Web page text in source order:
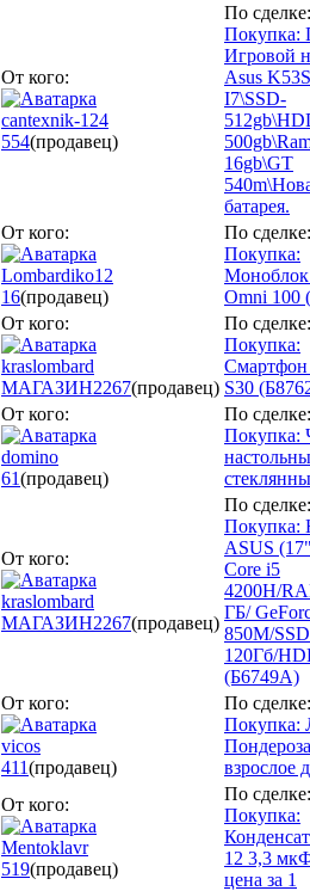
От кого:
cantexnik-124
554(продавец)
По сделке:
Покупка:
Игровой
Asus
I7\SSD-
16gb\GT
батарея.
От кого:
Lombardiko12
16(продавец)
По сделке:
Покупка:
Omni 100
От кого:
kraslombard
МАГАЗИН2267(продавец)
По сделке:
Покупка:
Смартфон
S30
От кого:
domino
61(продавец)
По сделке:
Покупка:
От кого:
kraslombard
МАГАЗИН2267(продавец)
По сделке:
Покупка:
ASUS
Core i5
4200H/
ГБ/
850M/
120Гб/
(Б6749А)
От кого:
vicos
411(продавец)
По сделке:
Покупка:
взрослое
От кого:
Mentoklavr
519(продавец)
По сделке:
Покупка:
12 3,3
цена за 1